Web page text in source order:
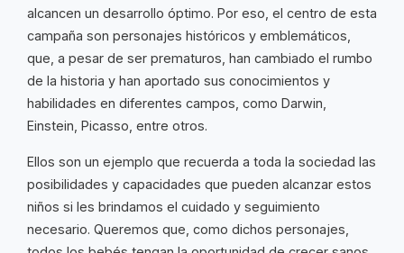
alcancen un desarrollo óptimo. Por eso, el centro de esta
campaña son personajes históricos y emblemáticos,
que, a pesar de ser prematuros, han cambiado el rumbo
de la historia y han aportado sus conocimientos y
habilidades en diferentes campos, como Darwin,
Einstein, Picasso, entre otros.
Ellos son un ejemplo que recuerda a toda la sociedad las
posibilidades y capacidades que pueden alcanzar estos
niños si les brindamos el cuidado y seguimiento
necesario. Queremos que, como dichos personajes,